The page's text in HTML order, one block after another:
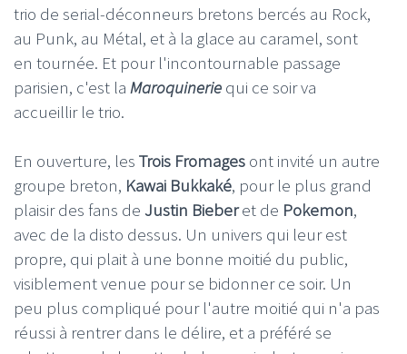
trio de serial-déconneurs bretons bercés au Rock,
au Punk, au Métal, et à la glace au caramel, sont
en tournée. Et pour l'incontournable passage
parisien, c'est la Maroquinerie qui ce soir va
accueillir le trio.
En ouverture, les Trois Fromages ont invité un autre
groupe breton, Kawai Bukkaké, pour le plus grand
plaisir des fans de Justin Bieberet de Pokemon,
avec de la disto dessus. Un univers qui leur est
propre, qui plait à une bonne moitié du public,
visiblement venue pour se bidonner ce soir. Un
peu plus compliqué pour l'autre moitié qui n'a pas
réussi à rentrer dans le délire, et a préféré se